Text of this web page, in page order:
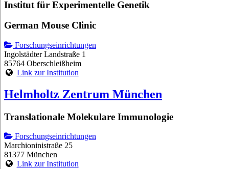
Institut für Experimentelle Genetik
German Mouse Clinic
Forschungseinrichtungen
Ingolstädter Landstraße 1
85764 Oberschleißheim
Link zur Institution
Helmholtz Zentrum München
Translationale Molekulare Immunologie
Forschungseinrichtungen
Marchioninistraße 25
81377 München
Link zur Institution